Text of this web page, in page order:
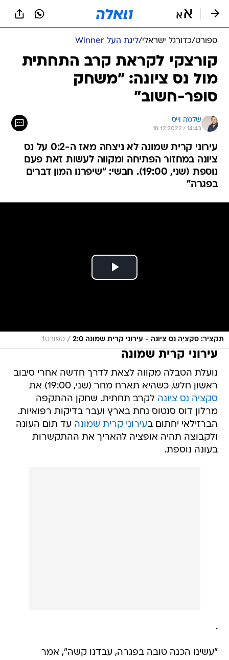
ספורט/כדורגל ישראלי/ליגת העל Winner
קורצקי לקראת קרב התחתית
מול נס ציונה: "משחק
סופר-חשוב"
שלמה וייס
18.12.2022 / 14:43
עירוני קרית שמונה לא ניצחה מאז ה-0:2 על נס
ציונה במחזור הפתיחה ומקווה לעשות זאת פעם
נוספת (שני, 19:00). חבשי: "שיפרנו המון דברים
בפגרה"
תקציר: סקציה נס ציונה - עירוני קרית שמונה 2:0 / ספורט1
עירוני קרית שמונה
נועלת הטבלה מקווה לצאת לדרך חדשה אחרי סיבוב
ראשון חלש, כשהיא תארח מחר (שני, 19:00) את
סקציה נס ציונה לקרב תחתית. שחקן ההתקפה
מרלון דוס סנטוס נחת בארץ ועבר בדיקות רפואיות.
הברזילאי יחתום בעירוני קרית שמונה עד תום העונה
ולקבוצה תהיה אופציה להאריך את ההתקשרות
בעונה נוספת.
.
"עשינו הכנה טובה בפגרה, עבדנו קשה", אמר